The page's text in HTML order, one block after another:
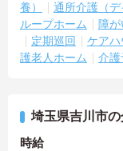
養）
通所介護（デ
ループホーム
障
定期巡回
ケア
護老人ホーム
介護
埼玉県吉川市
時給